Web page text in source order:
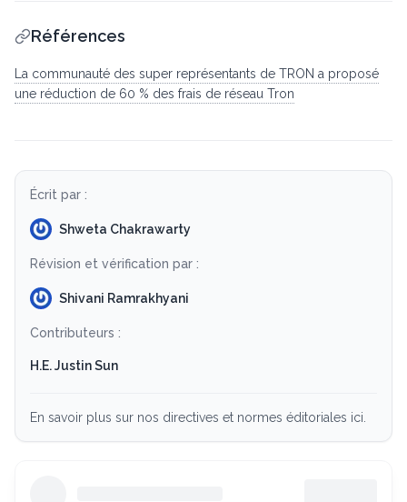
Références
La communauté des super représentants de TRON a proposé
une réduction de 60 % des frais de réseau Tron
Écrit par :
Shweta Chakrawarty
Révision et vérification par :
Shivani Ramrakhyani
Contributeurs :
H.E. Justin Sun
En savoir plus sur nos directives et normes éditoriales ici.